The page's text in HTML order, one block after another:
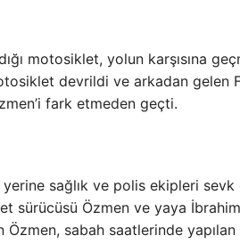
motosiklet, yolun karşısına
devrildi ve arkadan
fark etmeden geçti.
yerine sağlık ve polis ekipleri sevk
sürücüsü Özmen ve yaya
sabah saatlerinde